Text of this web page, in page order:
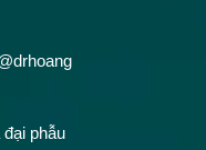
phẫu